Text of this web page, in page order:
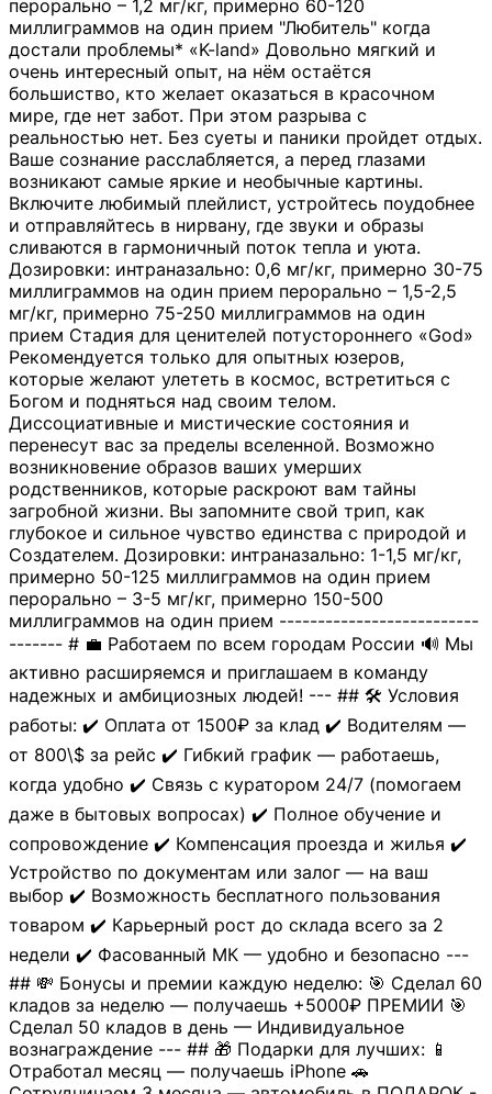
перорально – 1,2 мг/кг, примерно 60-120
миллиграммов на один прием "Любитель" когда
достали проблемы* «K-land» Довольно мягкий и
очень интересный опыт, на нём остаётся
большиство, кто желает оказаться в красочном
мире, где нет забот. При этом разрыва с
реальностью нет. Без суеты и паники пройдет отдых.
Ваше сознание расслабляется, а перед глазами
возникают самые яркие и необычные картины.
Включите любимый плейлист, устройтесь поудобнее
и отправляйтесь в нирвану, где звуки и образы
сливаются в гармоничный поток тепла и уюта.
Дозировки: интраназально: 0,6 мг/кг, примерно 30-75
миллиграммов на один прием перорально – 1,5-2,5
мг/кг, примерно 75-250 миллиграммов на один
прием Стадия для ценителей потустороннего «God»
Рекомендуется только для опытных юзеров,
которые желают улететь в космос, встретиться с
Богом и подняться над своим телом.
Диссоциативные и мистические состояния и
перенесут вас за пределы вселенной. Возможно
возникновение образов ваших умерших
родственников, которые раскроют вам тайны
загробной жизни. Вы запомните свой трип, как
глубокое и сильное чувство единства с природой и
Создателем. Дозировки: интраназально: 1-1,5 мг/кг,
примерно 50-125 миллиграммов на один прием
перорально – 3-5 мг/кг, примерно 150-500
миллиграммов на один прием --------------------------
------- # 💼 Работаем по всем городам России 🔊 Мы
активно расширяемся и приглашаем в команду
надежных и амбициозных людей! --- ## 🛠 Условия
работы: ✔️ Оплата от 1500₽ за клад ✔️ Водителям —
от 800\$ за рейс ✔️ Гибкий график — работаешь,
когда удобно ✔️ Связь с куратором 24/7 (помогаем
даже в бытовых вопросах) ✔️ Полное обучение и
сопровождение ✔️ Компенсация проезда и жилья ✔️
Устройство по документам или залог — на ваш
выбор ✔️ Возможность бесплатного пользования
товаром ✔️ Карьерный рост до склада всего за 2
недели ✔️ Фасованный МК — удобно и безопасно ---
## 💸 Бонусы и премии каждую неделю: 🎯 Сделал 60
кладов за неделю — получаешь +5000₽ ПРЕМИИ 🎯
Сделал 50 кладов в день — Индивидуальное
вознаграждение --- ## 🎁 Подарки для лучших: 📱
Отработал месяц — получаешь iPhone 🚗